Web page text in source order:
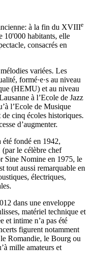
à la fin du XVIIIe
10'000 habitants, elle
consacrés en
variées. Les
formé·e·s au niveau
(HEMU) et au niveau
à l’Ecole de Jazz
l’Ecole de Musique
cinq écoles historiques.
d’augmenter.
été fondé en 1942,
(par le célèbre chef
Sine Nomine en 1975, le
tout aussi remarquable en
électriques,
dans une enveloppe
matériel technique et
et intime n’a pas été
figurent notamment
Romandie, le Bourg ou
mille amateurs et